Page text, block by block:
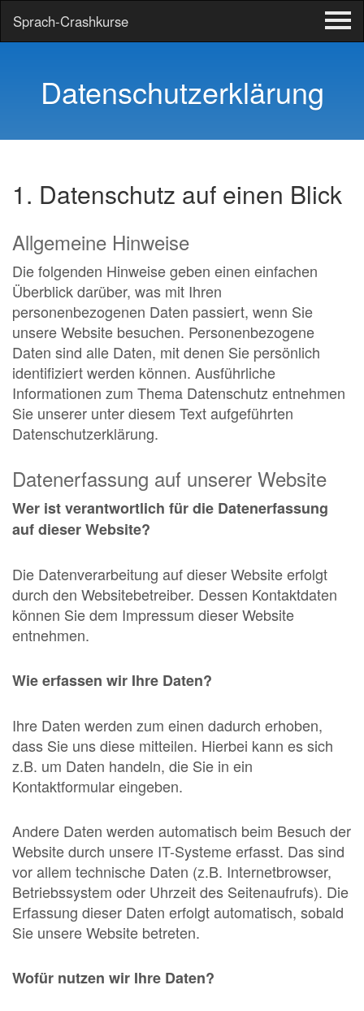
Sprach-Crashkurse
springenDatenschutzerklärung
1. Datenschutz auf einen Blick
Allgemeine Hinweise
Die folgenden Hinweise geben einen einfachen
Überblick darüber, was mit Ihren
personenbezogenen Daten passiert, wenn Sie
unsere Website besuchen. Personenbezogene
Daten sind alle Daten, mit denen Sie persönlich
identifiziert werden können. Ausführliche
Informationen zum Thema Datenschutz entnehmen
Sie unserer unter diesem Text aufgeführten
Datenschutzerklärung.
Datenerfassung auf unserer Website
Wer ist verantwortlich für die Datenerfassung
auf dieser Website?
Die Datenverarbeitung auf dieser Website erfolgt
durch den Websitebetreiber. Dessen Kontaktdaten
können Sie dem Impressum dieser Website
entnehmen.
Wie erfassen wir Ihre Daten?
Ihre Daten werden zum einen dadurch erhoben,
dass Sie uns diese mitteilen. Hierbei kann es sich
z.B. um Daten handeln, die Sie in ein
Kontaktformular eingeben.
Andere Daten werden automatisch beim Besuch der
Website durch unsere IT-Systeme erfasst. Das sind
vor allem technische Daten (z.B. Internetbrowser,
Betriebssystem oder Uhrzeit des Seitenaufrufs). Die
Erfassung dieser Daten erfolgt automatisch, sobald
Sie unsere Website betreten.
Wofür nutzen wir Ihre Daten?